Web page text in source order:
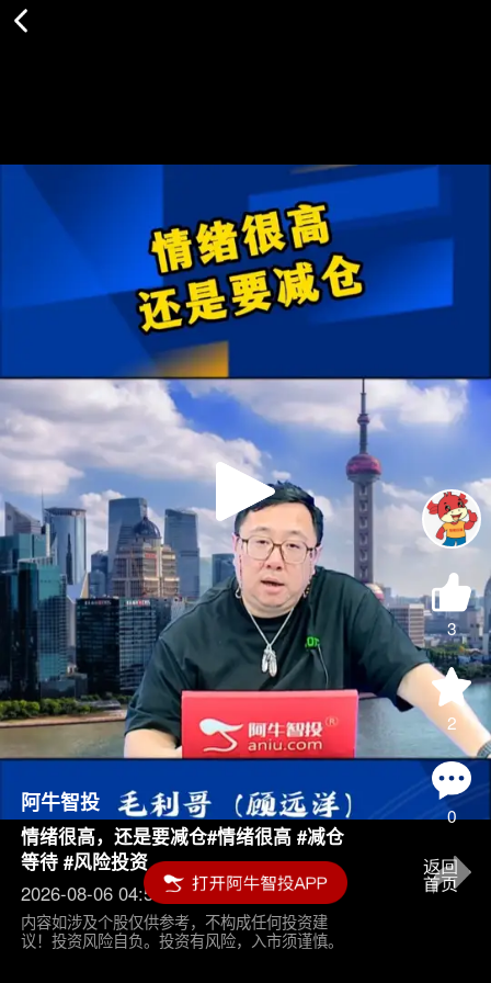
Play
Video
3
2
0
阿牛智投
情绪很高，还是要减仓#情绪很高 #减仓
等待 #风险投资
2026-08-06 04:55
内容如涉及个股仅供参考，不构成任何投资建
议！投资风险自负。投资有风险，入市须谨慎。